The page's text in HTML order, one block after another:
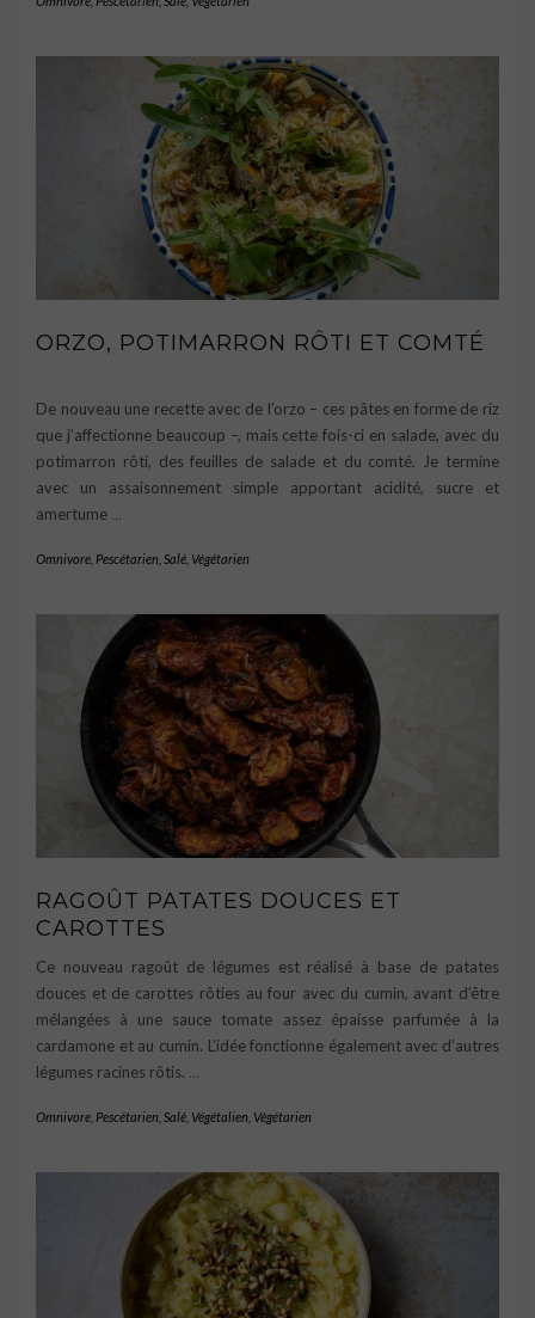
ORZO, POTIMARRON RÔTI ET COMTÉ
De nouveau une recette avec de l’orzo – ces pâtes en forme de riz
que j’affectionne beaucoup –, mais cette fois-ci en salade, avec du
potimarron rôti, des feuilles de salade et du comté. Je termine
avec un assaisonnement simple apportant acidité, sucre et
amertume
Omnivore Pescétarien Salé Végétarien
RAGOÛT PATATES DOUCES ET
CAROTTES
Ce nouveau ragoût de légumes est réalisé à base de patates
douces et de carottes rôties au four avec du cumin, avant d’être
mélangées à une sauce tomate assez épaisse parfumée à la
cardamone et au cumin. L’idée fonctionne également avec d’autres
légumes racines rôtis.
Omnivore Pescétarien Salé Végétalien Végétarien